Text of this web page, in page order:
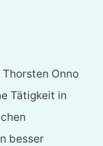
Onno
Tätigkeit in
besser